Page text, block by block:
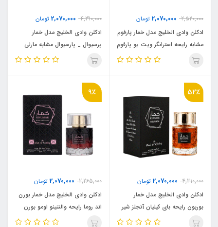
2,520,000
2,070,000 تومان
ادکلن وادی الخلیج مدل خمار پارفوم
مشابه رایحه استرانگر ویت یو پارفوم
( khumar parfum) Stronger
4,310,000
2,070,000 تومان
ادکلن وادی الخلیج مدل خمار
پرسیوال _ پارسیوال مشابه مارلی
پرسیوال (KHUMAR PERCIVAL)
52٪
4,310,000
2,070,000 تومان
ادکلن وادی الخلیج مدل خمار
بوربون رایحه بای کیلیان آنجلز شیر
(khumar Bourbon) By Kilian
9٪
2,265,000
2,070,000 تومان
ادکلن وادی الخلیج مدل خمار بورن
اند روما رایحه والنتینو اومو بورن
این روما اینتنس ( khumar born